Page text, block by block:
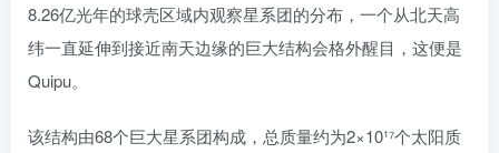
8.26亿光年的球壳区域内观察星系团的分布，一个从北天高
纬一直延伸到接近南天边缘的巨大结构会格外醒目，这便是
Quipu。
该结构由68个巨大星系团构成，总质量约为2×10¹⁷个太阳质